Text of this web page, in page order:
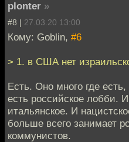
plonter »
#8 | 27.03.20 13:00
Кому: Goblin, #6
> 1. в США нет
Есть. Оно много где
есть российское лобби.
итальянское. И
больше всего занимает
коммунистов.